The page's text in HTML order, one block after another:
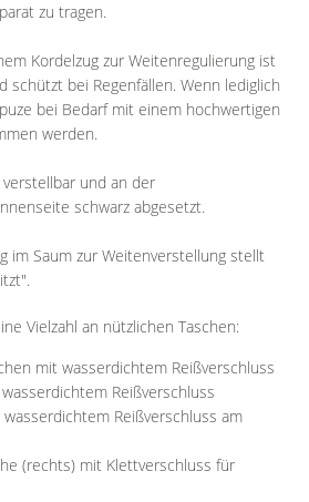
zu tragen.
Kordelzug zur Weitenregulierung ist
schützt bei Regenfällen. Wenn lediglich
bei Bedarf mit einem hochwertigen
werden.
und an der
schwarz abgesetzt.
im Saum zur Weitenverstellung stellt
Vielzahl an nützlichen Taschen:
mit wasserdichtem Reißverschluss
Reißverschluss
Reißverschluss am
(rechts) mit Klettverschluss für